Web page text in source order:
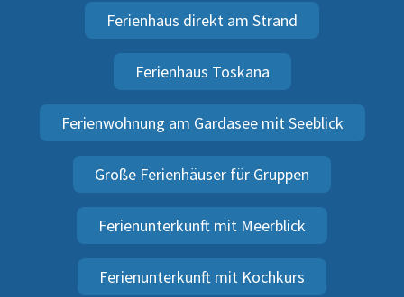
Ferienhaus direkt am Strand
Ferienhaus Toskana
Ferienwohnung am Gardasee mit Seeblick
Große Ferienhäuser für Gruppen
Ferienunterkunft mit Meerblick
Ferienunterkunft mit Kochkurs